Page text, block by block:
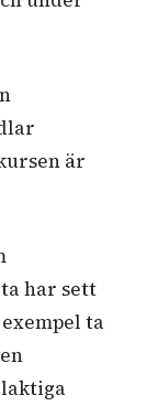
är
har sett
ta